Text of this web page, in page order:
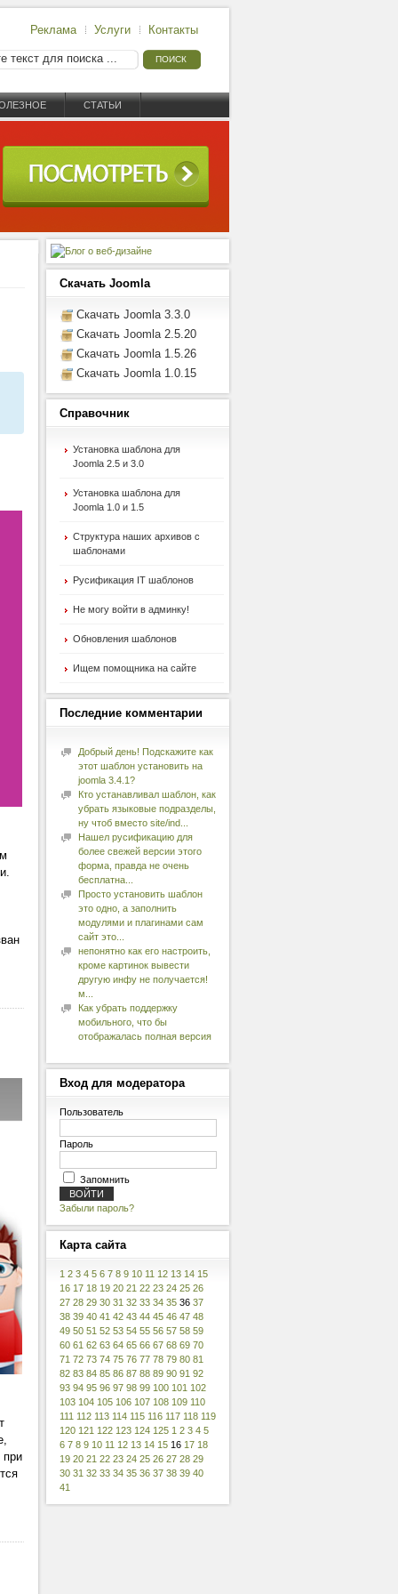
Реклама Услуги Контакты
СТАТЬИ
при
Скачать Joomla
Скачать Joomla 3.3.0
Скачать Joomla 2.5.20
Скачать Joomla 1.5.26
Скачать Joomla 1.0.15
Справочник
Установка шаблона для
Joomla 2.5 и 3.0
Установка шаблона для
Joomla 1.0 и 1.5
Структура наших архивов с
шаблонами
Русификация IT шаблонов
Не могу войти в админку!
Обновления шаблонов
Ищем помощника на сайте
Последниекомментарии
Добрый день! Подскажите как
этот шаблон установить на
joomla 3.4.1?
Кто устанавливал шаблон, как
убрать языковые подразделы,
ну чтоб вместо site/ind...
Нашел русификацию для
более свежей версии этого
форма, правда не очень
бесплатна...
Просто установить шаблон
это одно, а заполнить
модулями и плагинами сам
сайт это...
непонятно как его настроить,
кроме картинок вывести
другую инфу не получается!
м...
Как убрать поддержку
мобильного, что бы
отображалась полная версия
Входдля модератора
Пользователь
Пароль
Запомнить
Забыли пароль?
Картасайта
1 2 3 4 5 6 7 8 9 10 11 12 13 14 15
16 17 18 19 20 21 22 23 24 25 26
27 28 29 30 31 32 33 34 35 36 37
38 39 40 41 42 43 44 45 46 47 48
49 50 51 52 53 54 55 56 57 58 59
60 61 62 63 64 65 66 67 68 69 70
71 72 73 74 75 76 77 78 79 80 81
82 83 84 85 86 87 88 89 90 91 92
93 94 95 96 97 98 99 100 101 102
103 104 105 106 107 108 109 110
111 112 113 114 115 116 117 118 119
120 121 122 123 124 125 1 2 3 4 5
6 7 8 9 10 11 12 13 14 15 16 17 18
19 20 21 22 23 24 25 26 27 28 29
30 31 32 33 34 35 36 37 38 39 40
41